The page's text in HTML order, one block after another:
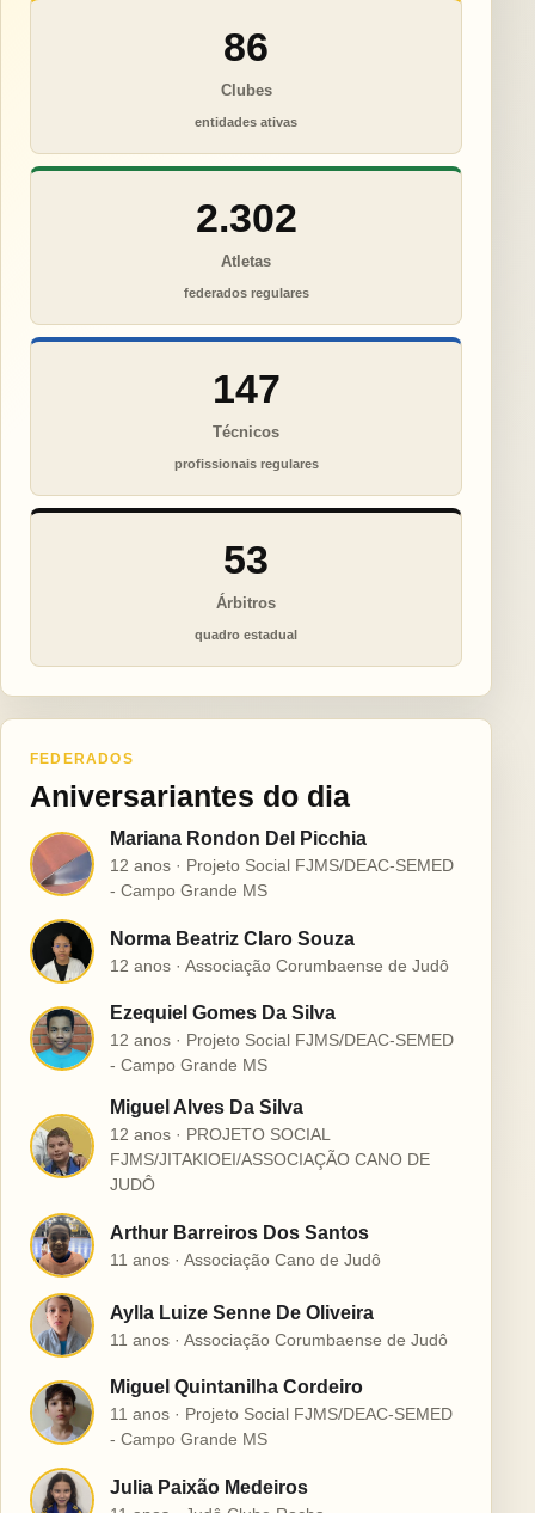
86
Clubes
entidades ativas
2.302
Atletas
federados regulares
147
Técnicos
profissionais regulares
53
Árbitros
quadro estadual
FEDERADOS
Aniversariantes do dia
M
Mariana Rondon Del Picchia
12 anos · Projeto Social FJMS/DEAC-SEMED
- Campo Grande MS
N Norma Beatriz Claro Souza
12 anos · Associação Corumbaense de Judô
E
Ezequiel Gomes Da Silva
12 anos · Projeto Social FJMS/DEAC-SEMED
- Campo Grande MS
M
Miguel Alves Da Silva
12 anos · PROJETO SOCIAL
FJMS/JITAKIOEI/ASSOCIAÇÃO CANO DE
JUDÔ
A Arthur Barreiros Dos Santos
11 anos · Associação Cano de Judô
A Aylla Luize Senne De Oliveira
11 anos · Associação Corumbaense de Judô
M
Miguel Quintanilha Cordeiro
11 anos · Projeto Social FJMS/DEAC-SEMED
- Campo Grande MS
J Julia Paixão Medeiros